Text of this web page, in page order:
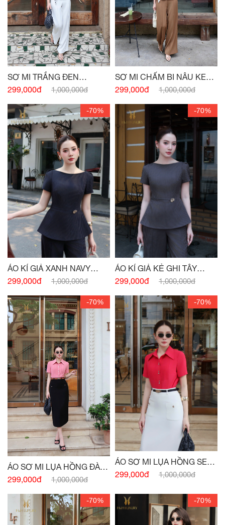
SƠ MI TRẮNG ĐEN
PEPLUM NƠ EO
299,000đ 1,000,000đ
SƠ MI CHẤM BI NÂU KEM
PEPLUM
299,000đ 1,000,000đ
-70%
ÁO KÍ GIẢ XANH NAVY
ĐÍNH CHARM
299,000đ 1,000,000đ
-70%
ÁO KÍ GIẢ KẺ GHI TÂY
ĐÍNH CHARM EO
299,000đ 1,000,000đ
-70%
ÁO SƠ MI LỤA HỒNG ĐÀO
CỘC TAY BẤU MI
299,000đ 1,000,000đ
-70%
ÁO SƠ MI LỤA HỒNG SEN
BẤU LY THÂN
299,000đ 1,000,000đ
-70% -70%